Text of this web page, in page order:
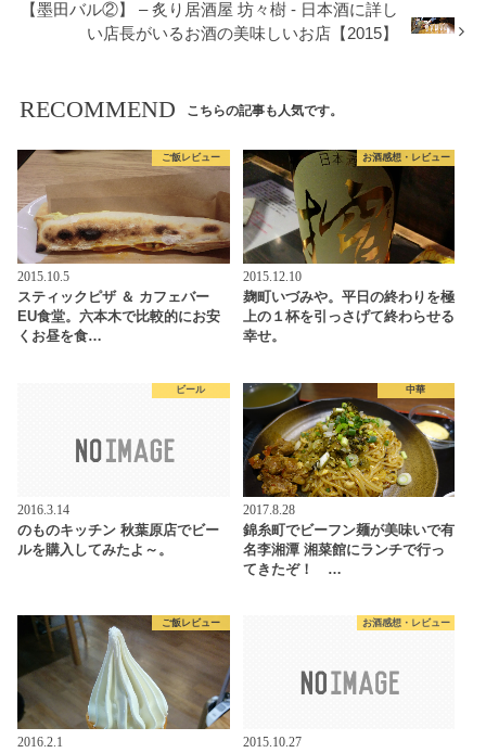
【墨田バル②】 – 炙り居酒屋 坊々樹 - 日本酒に詳し
い店長がいるお酒の美味しいお店【2015】
RECOMMEND こちらの記事も人気です。
ご飯レビュー
2015.10.5
スティックピザ ＆ カフェバー
EU食堂。六本木で比較的にお安
くお昼を食…
お酒感想・レビュー
2015.12.10
麹町いづみや。平日の終わりを極
上の１杯を引っさげて終わらせる
幸せ。
ビール
2016.3.14
のものキッチン 秋葉原店でビー
ルを購入してみたよ～。
中華
2017.8.28
錦糸町でビーフン麺が美味いで有
名李湘潭 湘菜館にランチで行っ
てきたぞ！ …
ご飯レビュー
2016.2.1
お酒感想・レビュー
2015.10.27